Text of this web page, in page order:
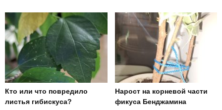
Кто или что повредило
листья гибискуса?
Нарост на корневой части
фикуса Бенджамина